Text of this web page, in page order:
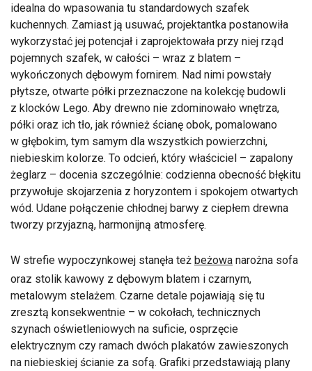
idealna do wpasowania tu standardowych szafek
kuchennych. Zamiast ją usuwać, projektantka postanowiła
wykorzystać jej potencjał i zaprojektowała przy niej rząd
pojemnych szafek, w całości – wraz z blatem –
wykończonych dębowym fornirem. Nad nimi powstały
płytsze, otwarte półki przeznaczone na kolekcję budowli
z klocków Lego. Aby drewno nie zdominowało wnętrza,
półki oraz ich tło, jak również ścianę obok, pomalowano
w głębokim, tym samym dla wszystkich powierzchni,
niebieskim kolorze. To odcień, który właściciel – zapalony
żeglarz – docenia szczególnie: codzienna obecność błękitu
przywołuje skojarzenia z horyzontem i spokojem otwartych
wód. Udane połączenie chłodnej barwy z ciepłem drewna
tworzy przyjazną, harmonijną atmosferę.
W strefie wypoczynkowej stanęła też beżowa narożna sofa
oraz stolik kawowy z dębowym blatem i czarnym,
metalowym stelażem. Czarne detale pojawiają się tu
zresztą konsekwentnie – w cokołach, technicznych
szynach oświetleniowych na suficie, osprzęcie
elektrycznym czy ramach dwóch plakatów zawieszonych
na niebieskiej ścianie za sofą. Grafiki przedstawiają plany